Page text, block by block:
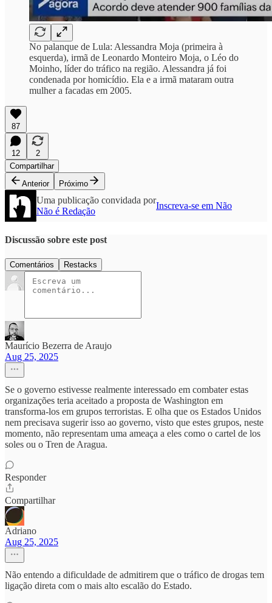
No palanque de Lula: Alessandra Moja (primeira à
esquerda), irmã de Leonardo Monteiro Moja, o Léo do
Moinho, líder do tráfico na região. Alessandra já foi
condenada por homicídio. Ela e a irmã mataram outra
mulher a facadas em 2005.
87
12
2
Compartilhar
Anterior
Próximo
Uma publicação convidada por
Não é Redação
Inscreva-se em Não
Discussão sobre este post
Comentários Restacks
Maurício Bezerra de Araujo
Aug 25, 2025
Se o governo estivesse realmente interessado em combater estas
organizações teria aceitado a proposta de Washington em
transforma-los em grupos terroristas. E olha que os Estados Unidos
nem precisava sugerir isso ao governo, visto que estes grupos, neste
momento, não representam uma ameaça a eles como o cartel de los
soles ou o Tren de Aragua.
Responder
Compartilhar
Adriano
Aug 25, 2025
Não entendo a dificuldade de admitirem que o tráfico de drogas tem
ligação direta com o mais alto escalão do Estado.